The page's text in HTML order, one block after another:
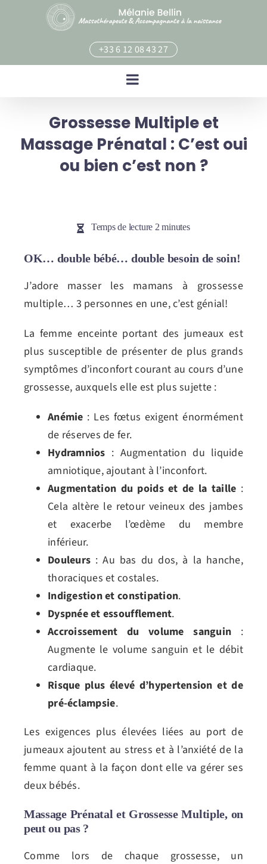
+33 6 12 08 43 27
Grossesse Multiple et
Massage Prénatal : C’est oui
ou bien c’est non ?
Temps de lecture 2 minutes
OK… double bébé… double besoin de soin!
J’adore masser les mamans à grossesse
multiple… 3 personnes en une, c’est génial!
La femme enceinte portant des jumeaux est
plus susceptible de présenter de plus grands
symptômes d’inconfort courant au cours d’une
grossesse, auxquels elle est plus sujette :
Anémie : Les fœtus exigent énormément
de réserves de fer.
Hydramnios : Augmentation du liquide
amniotique, ajoutant à l’inconfort.
Augmentation du poids et de la taille :
Cela altère le retour veineux des jambes
et exacerbe l’œdème du membre
inférieur.
Douleurs : Au bas du dos, à la hanche,
thoraciques et costales.
Indigestion et constipation.
Dyspnée et essoufflement.
Accroissement du volume sanguin :
Augmente le volume sanguin et le débit
cardiaque.
Risque plus élevé d’hypertension et de
pré-éclampsie.
Les exigences plus élevées liées au port de
jumeaux ajoutent au stress et à l’anxiété de la
femme quant à la façon dont elle va gérer ses
deux bébés.
Massage Prénatal et Grossesse Multiple, on
peut ou pas ?
Comme lors de chaque grossesse, un